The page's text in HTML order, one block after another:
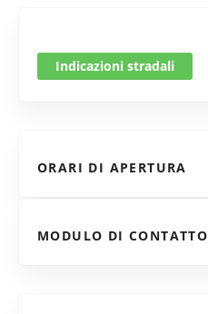
Indicazioni stradali
ORARI DI APERTURA
MODULO DI CONTATTO